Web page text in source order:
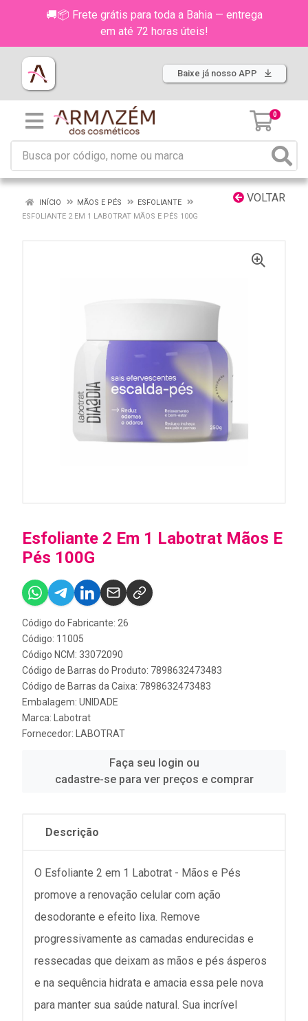
🚚📦 Frete grátis para toda a Bahia — entrega
em até 72 horas úteis!
Baixe já nosso APP
0
VOLTAR
INÍCIO MÃOS E PÉS
ESFOLIANTE
ESFOLIANTE 2 EM 1 LABOTRAT MÃOS E PÉS 100G
Esfoliante 2 Em 1 Labotrat Mãos E
Pés 100G
Código do Fabricante: 26
Código: 11005
Código NCM: 33072090
Código de Barras do Produto: 7898632473483
Código de Barras da Caixa: 7898632473483
Embalagem: UNIDADE
Marca:
Labotrat
Fornecedor:
LABOTRAT
Faça seu login ou
cadastre-se para ver preços e comprar
Descrição
O Esfoliante 2 em 1 Labotrat - Mãos e Pés
promove a renovação celular com ação
desodorante e efeito lixa. Remove
progressivamente as camadas endurecidas e
ressecadas que deixam as mãos e pés ásperos
e na sequência hidrata e amacia essa pele nova
para manter sua saúde natural. Sua incrível